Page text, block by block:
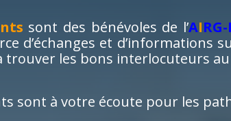
sont des bénévoles de l’AI
d’échanges et
trouver les bons interlocuteurs
sont à votre écoute pour les